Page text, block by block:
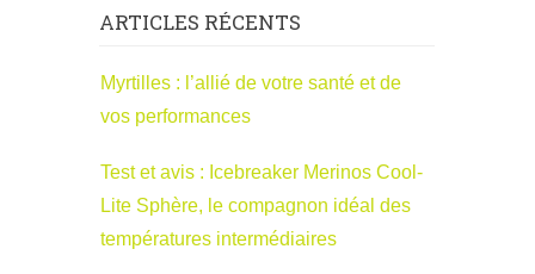
ARTICLES RÉCENTS
Myrtilles : l’allié de votre santé et de
vos performances
Test et avis : Icebreaker Merinos Cool-
Lite Sphère, le compagnon idéal des
températures intermédiaires